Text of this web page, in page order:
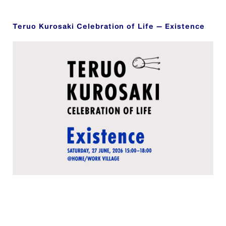
Teruo Kurosaki Celebration of Life — Existence